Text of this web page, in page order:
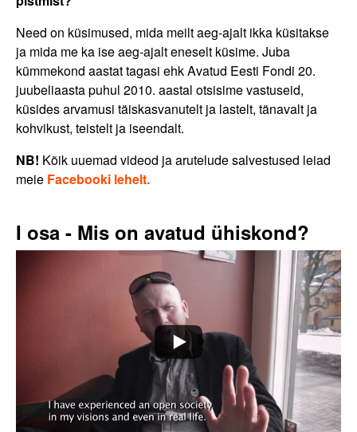
Need on küsimused, mida meilt aeg-ajalt ikka küsitakse
ja mida me ka ise aeg-ajalt eneselt küsime. Juba
kümmekond aastat tagasi ehk Avatud Eesti Fondi 20.
juubeliaasta puhul 2010. aastal otsisime vastuseid,
küsides arvamusi täiskasvanutelt ja lastelt, tänavalt ja
kohvikust, teistelt ja iseendalt.
NB! Kõik uuemad videod ja arutelude salvestused leiad
meie Facebooki lehelt.
I osa - Mis on avatud ühiskond?